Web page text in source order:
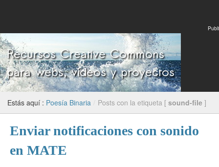
Publi
Estás aquí : Poesía Binaria / Posts con la etiqueta [ sound-file ]
Enviar notificaciones con sonido
en MATE